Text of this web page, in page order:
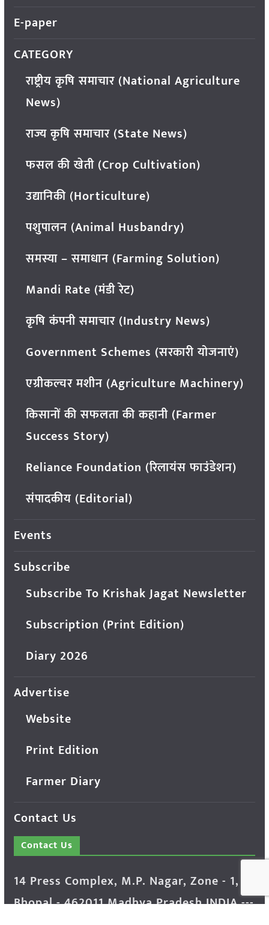
E-paper
CATEGORY
राष्ट्रीय कृषि समाचार (National Agriculture
News)
राज्य कृषि समाचार (State News)
फसल की खेती (Crop Cultivation)
उद्यानिकी (Horticulture)
पशुपालन (Animal Husbandry)
समस्या – समाधान (Farming Solution)
Mandi Rate (मंडी रेट)
कृषि कंपनी समाचार (Industry News)
Government Schemes (सरकारी योजनाएं)
एग्रीकल्चर मशीन (Agriculture Machinery)
किसानों की सफलता की कहानी (Farmer
Success Story)
Reliance Foundation (रिलायंस फाउंडेशन)
संपादकीय (Editorial)
Events
Subscribe
Subscribe To Krishak Jagat Newsletter
Subscription (Print Edition)
Diary 2026
Advertise
Website
Print Edition
Farmer Diary
Contact Us
Contact Us
14 Press Complex, M.P. Nagar, Zone - 1,
Bhopal - 462011 Madhya Pradesh INDIA ---